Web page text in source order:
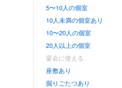
5〜10人の個室
10人未満の個室あり
10〜20人の個室
20人以上の個室
宴会に使える
座敷あり
掘りごたつあり